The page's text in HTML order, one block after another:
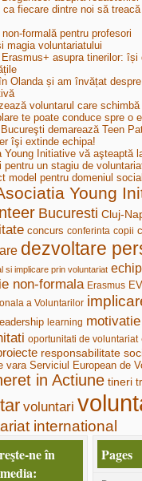
ca fiecare dintre noi să
formală pentru profesori
magia voluntariatului
asupra tinerilor: își
Olanda și am învățat
voluntarul care
te poate conduce spre o
demarează Teen
îşi extinde echipa!
Young Initiative vă aşteaptă
pentru un stagiu de
model pentru domeniul social
Young
Bucuresti Cluj-
concurs conferinta copii
dezvoltare
si implicare prin voluntariat
non-formala Erasmus
a Voluntarilor
learning motivatie
oportunitati de voluntariat
responsabilitate
vara Serviciul European de
in Actiune tineri
voluntari
international
ne în
Pages